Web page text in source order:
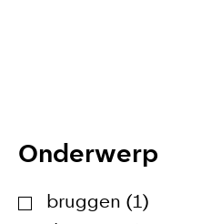
Onderwerp
bruggen (1)